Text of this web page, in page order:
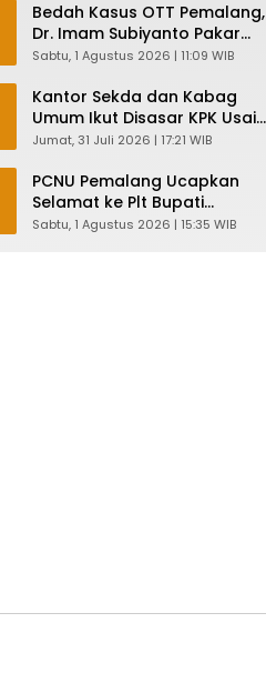
Bedah Kasus OTT Pemalang,
Dr. Imam Subiyanto Pakar
Hukum Ungkap Teori
Sabtu, 1 Agustus 2026 | 11:09 WIB
Kantor Sekda dan Kabag
Umum Ikut Disasar KPK Usai
Geledah Kantor Bupati
Jumat, 31 Juli 2026 | 17:21 WIB
PCNU Pemalang Ucapkan
Selamat ke Plt Bupati
Nurkholes: Pemimpin Adalah
Sabtu, 1 Agustus 2026 | 15:35 WIB